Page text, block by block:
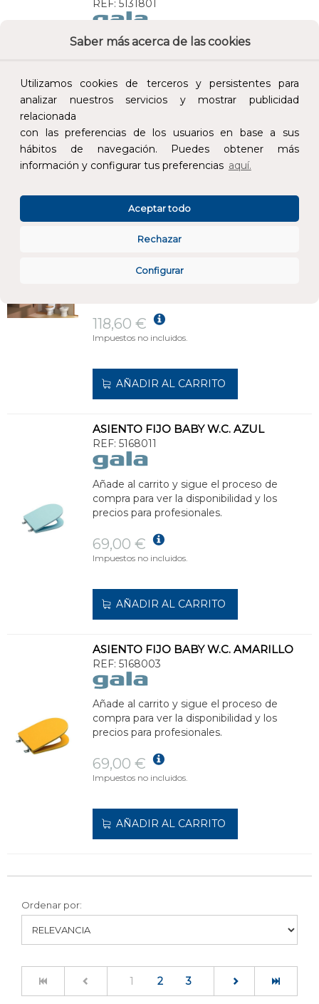
Saber más acerca de las cookies
Utilizamos cookies de terceros y persistentes para
analizar nuestros servicios y mostrar publicidad
relacionada
con las preferencias de los usuarios en base a sus
hábitos de navegación. Puedes obtener más
información y configurar tus preferencias aquí.
Configurar
Rechazar
Aceptar todo
REF: 5131801
Añade al carrito y sigue el proceso de
85,10 €
AÑADIR AL CARRITO
ASIENTO NOBLE MADERA FIJO NOGAL
REF:5161085
Añade al carrito y sigue el proceso de
compra para ver la disponibilidad y los
118,60 €
Impuestos no incluidos.
AÑADIR AL CARRITO
ASIENTO FIJO BABY W.C. AZUL
REF: 5168011
Añade al carrito y sigue el proceso de
compra para ver la disponibilidad y los
precios para profesionales.
69,00 €
Impuestos no incluidos.
AÑADIR AL CARRITO
ASIENTO FIJO BABY W.C. AMARILLO
REF: 5168003
Añade al carrito y sigue el proceso de
compra para ver la disponibilidad y los
precios para profesionales.
69,00 €
Impuestos no incluidos.
AÑADIR AL CARRITO
Ordenar por:
1 (current)
2 3